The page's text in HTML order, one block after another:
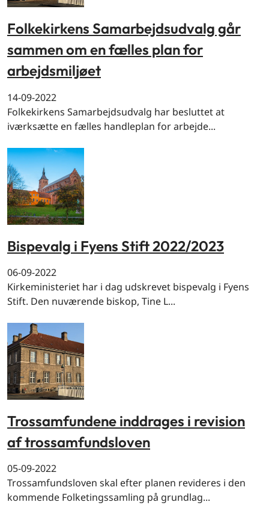
Folkekirkens Samarbejdsudvalg går
sammen om en fælles plan for
arbejdsmiljøet
14-09-2022
Folkekirkens Samarbejdsudvalg har besluttet at
iværksætte en fælles handleplan for arbejde...
Bispevalg i Fyens Stift 2022/2023
06-09-2022
Kirkeministeriet har i dag udskrevet bispevalg i Fyens
Stift. Den nuværende biskop, Tine L...
Trossamfundene inddrages i revision
af trossamfundsloven
05-09-2022
Trossamfundsloven skal efter planen revideres i den
kommende Folketingssamling på grundlag...